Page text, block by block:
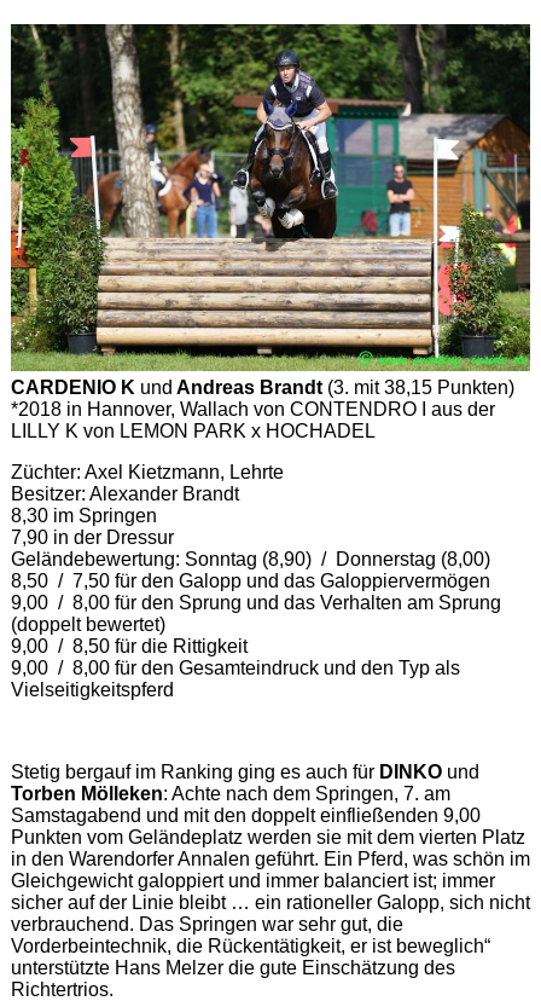
CARDENIO K und Andreas Brandt(3. mit 38,15 Punkten)
*2018 in Hannover, Wallach von CONTENDRO I aus der
LILLY K von LEMON PARK x HOCHADEL
Züchter: Axel Kietzmann, Lehrte
Besitzer: Alexander Brandt
8,30 im Springen
7,90 in der Dressur
Geländebewertung: Sonntag (8,90) / Donnerstag (8,00)
8,50 / 7,50 für den Galopp und das Galoppiervermögen
9,00 / 8,00 für den Sprung und das Verhalten am Sprung
(doppelt bewertet)
9,00 / 8,50 für die Rittigkeit
9,00 / 8,00 für den Gesamteindruck und den Typ als
Vielseitigkeitspferd
Stetig bergauf im Ranking ging es auch für DINKO und
Torben Mölleken: Achte nach dem Springen, 7. am
Samstagabend und mit den doppelt einfließenden 9,00
Punkten vom Geländeplatz werden sie mit dem vierten Platz
in den Warendorfer Annalen geführt. Ein Pferd, was schön im
Gleichgewicht galoppiert und immer balanciert ist; immer
sicher auf der Linie bleibt … ein rationeller Galopp, sich nicht
verbrauchend. Das Springen war sehr gut, die
Vorderbeintechnik, die Rückentätigkeit, er ist beweglich“
unterstützte Hans Melzer die gute Einschätzung des
Richtertrios.